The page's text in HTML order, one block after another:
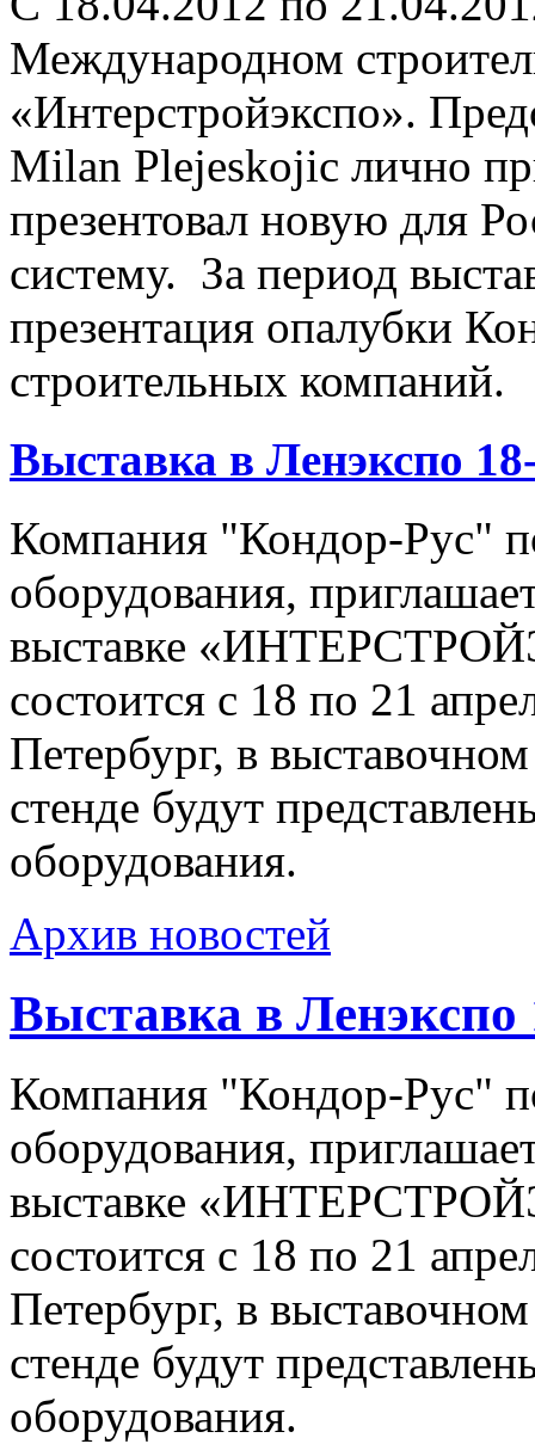
Международном
«Интерстройэкспо».
Milan Plejeskojic лично
презентовал новую для
систему. За период
презентация опалубки
строительных компаний.
Выставка в Ленэкспо
Компания "Кондор-Рус"
оборудования,
выставке
состоится с 18 по 21
Петербург, в
стенде будут
оборудования.
Архив новостей
Выставка в Ленэкспо
Компания "Кондор-Рус"
оборудования,
выставке
состоится с 18 по 21
Петербург, в
стенде будут
оборудования.